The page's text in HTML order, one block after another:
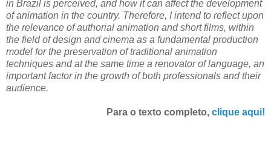
in Brazil is perceived, and how it can affect the development
of animation in the country. Therefore, I intend to reflect upon
the relevance of authorial animation and short films, within
the field of design and cinema as a fundamental production
model for the preservation of traditional animation
techniques and at the same time a renovator of language, an
important factor in the growth of both professionals and their
audience.
Para o texto completo, clique aqui!